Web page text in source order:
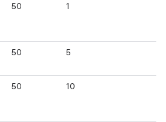
50 1
50 5
50 10